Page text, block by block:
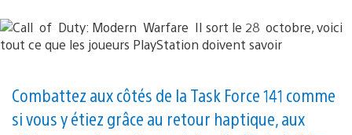
Combattez aux côtés de la Task Force 141 comme
si vous y étiez grâce au retour haptique, aux